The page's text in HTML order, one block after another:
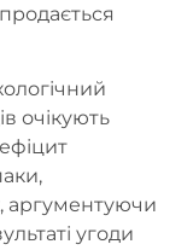
очікують
аргументуючи
угоди